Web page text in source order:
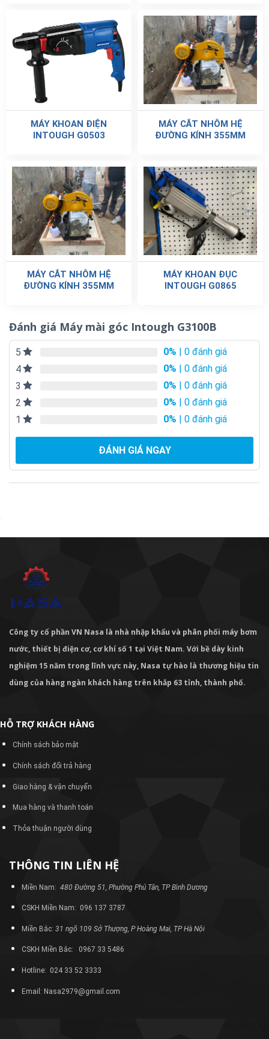
MÁY KHOAN ĐIỆN
INTOUGH G0503
MÁY CẮT NHÔM HỆ
ĐƯỜNG KÍNH 355MM
MÁY CẮT NHÔM HỆ
ĐƯỜNG KÍNH 355MM
MÁY KHOAN ĐỤC
INTOUGH G0865
Đánh giá Máy mài góc Intough G3100B
5 0% | 0 đánh giá
4
0% | 0 đánh giá
3
0% | 0 đánh giá
2
0% | 0 đánh giá
1
0% | 0 đánh giá
ĐÁNH GIÁ NGAY
Công ty cổ phần VN Nasa là nhà nhập khẩu và phân phối máy bơm
nước, thiết bị điện cơ, cơ khí số 1 tại Việt Nam. Với bề dày kinh
nghiệm 15 năm trong lĩnh vực này, Nasa tự hào là thương hiệu tin
dùng của hàng ngàn khách hàng trên khắp 63 tỉnh, thành phố.
HỖ TRỢ KHÁCH HÀNG
Chính sách bảo mật
Chính sách đổi trả hàng
Giao hàng & vận chuyển
Mua hàng và thanh toán
Thỏa thuận người dùng
THÔNG TIN LIÊN HỆ
Miền Nam: 480 Đường 51, Phường Phú Tân, TP Bình Dương
CSKH Miền Nam: 096 137 3787
Miền Bắc: 31 ngõ 109 Sở Thượng, P Hoàng Mai, TP Hà Nội
CSKH Miền Bắc: 0967 33 5486
Hotline: 024 33 52 3333
Email: Nasa2979@gmail.com